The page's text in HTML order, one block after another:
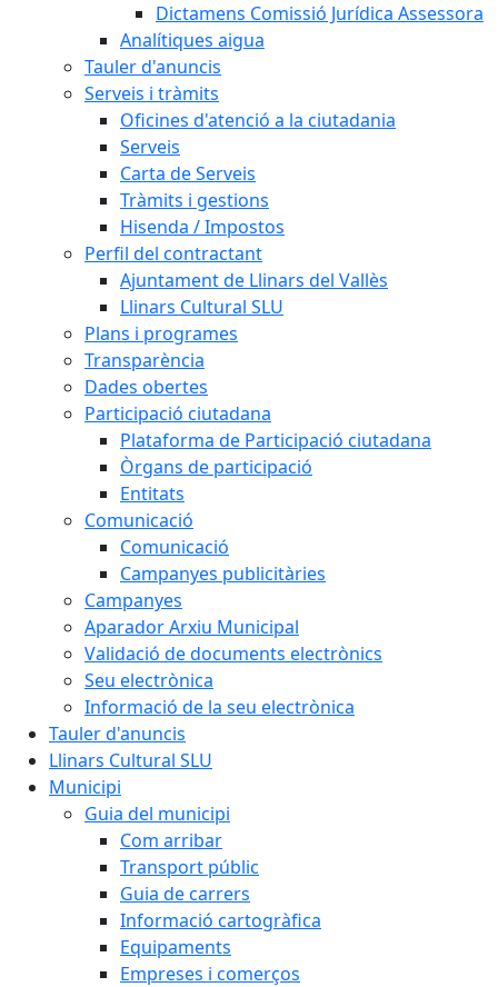
Dictamens Comissió Jurídica Assessora
Analítiques aigua
Tauler d'anuncis
Serveis i tràmits
Oficines d'atenció a la ciutadania
Serveis
Carta de Serveis
Tràmits i gestions
Hisenda / Impostos
Perfil del contractant
Ajuntament de Llinars del Vallès
Llinars Cultural SLU
Plans i programes
Transparència
Dades obertes
Participació ciutadana
Plataforma de Participació ciutadana
Òrgans de participació
Entitats
Comunicació
Comunicació
Campanyes publicitàries
Campanyes
Aparador Arxiu Municipal
Validació de documents electrònics
Seu electrònica
Informació de la seu electrònica
Tauler d'anuncis
Llinars Cultural SLU
Municipi
Guia del municipi
Com arribar
Transport públic
Guia de carrers
Informació cartogràfica
Equipaments
Empreses i comerços